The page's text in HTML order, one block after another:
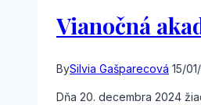
Vianočná
BySilvia Gašparecová 15/
Dňa 20. decembra 2024